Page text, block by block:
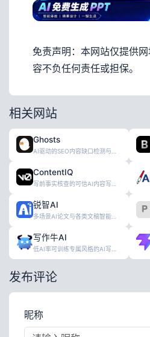
免责声明：本网站仅提供
容不负任何责任或担保。
相关网站
Ghosts
AI驱动的SEO内容缺口检测与写作优化工
ContentIQ
写前事实核查的可信AI内容写作工具
锐智AI
多场景AI论文与各类文稿智能写作工具
写作牛AI
低AI率可训练专属风格的AI写作工具
发布评论
昵称